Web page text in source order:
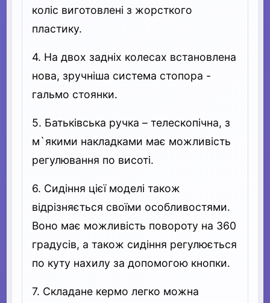
коліс виготовлені з жорсткого
пластику.
4. На двох задніх колесах встановлена
нова, зручніша система стопора -
гальмо стоянки.
5. Батьківська ручка – телескопічна, з
м`якими накладками має можливість
регулювання по висоті.
6. Сидіння цієї моделі також
відрізняється своїми особливостями.
Воно має можливість повороту на 360
градусів, а також сидіння регулюється
по куту нахилу за допомогою кнопки.
7. Складане кермо легко можна